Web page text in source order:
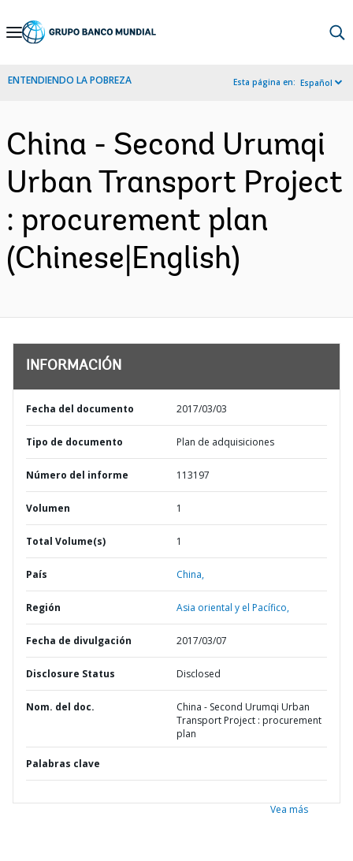
Skip
Navigation
ENTENDIENDO LA POBREZA Esta página en: Español
China - Second Urumqi
Urban Transport Project
: procurement plan
(Chinese|English)
INFORMACIÓN
Fecha del documento 2017/03/03
Tipo de documento Plan de adquisiciones
Número del informe 113197
Volumen 1
Total Volume(s) 1
País China,
Región Asia oriental y el Pacífico,
Fecha de divulgación 2017/03/07
Disclosure Status Disclosed
Nom. del doc.
China - Second Urumqi Urban
Transport Project : procurement
plan
Palabras clave
Vea más